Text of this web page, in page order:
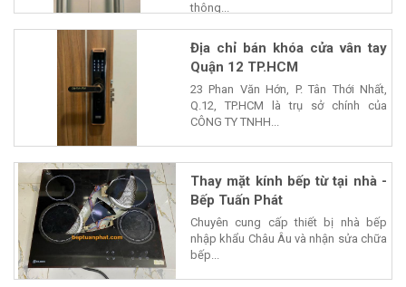
thông...
Địa chỉ bán khóa cửa vân tay
Quận 12 TP.HCM
23 Phan Văn Hớn, P. Tân Thới Nhất,
Q.12, TP.HCM là trụ sở chính của
CÔNG TY TNHH...
Thay mặt kính bếp từ tại nhà -
Bếp Tuấn Phát
Chuyên cung cấp thiết bị nhà bếp
nhập khẩu Châu Âu và nhận sửa chữa
bếp...